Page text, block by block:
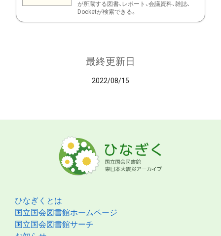
が所蔵する図書、レポート、会議資料、雑誌、
Docketが検索できる。
最終更新日
2022/08/15
ひなぎくとは
国立国会図書館ホームページ
国立国会図書館サーチ